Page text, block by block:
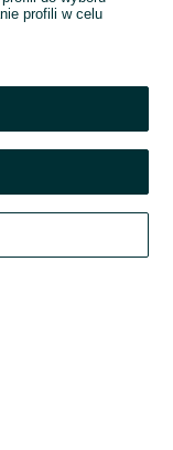
wskazanych powyżej,
brzmieniu.
profili w celu